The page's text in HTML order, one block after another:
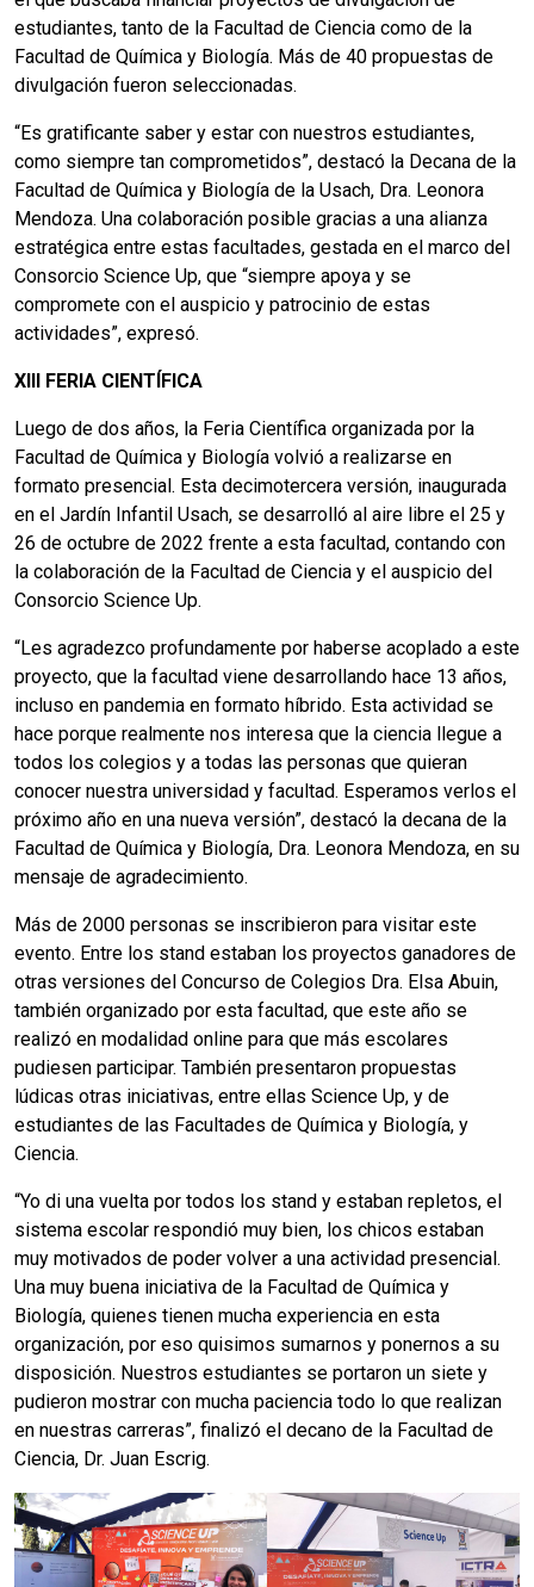
estudiantes, tanto de la Facultad de Ciencia como de la
Facultad de Química y Biología. Más de 40 propuestas de
divulgación fueron seleccionadas.
“Es gratificante saber y estar con nuestros estudiantes,
como siempre tan comprometidos”, destacó la Decana de la
Facultad de Química y Biología de la Usach, Dra. Leonora
Mendoza. Una colaboración posible gracias a una alianza
estratégica entre estas facultades, gestada en el marco del
Consorcio Science Up, que “siempre apoya y se
compromete con el auspicio y patrocinio de estas
actividades”, expresó.
XIII FERIA CIENTÍFICA
Luego de dos años, la Feria Científica organizada por la
Facultad de Química y Biología volvió a realizarse en
formato presencial. Esta decimotercera versión, inaugurada
en el Jardín Infantil Usach, se desarrolló al aire libre el 25 y
26 de octubre de 2022 frente a esta facultad, contando con
la colaboración de la Facultad de Ciencia y el auspicio del
Consorcio Science Up.
“Les agradezco profundamente por haberse acoplado a este
proyecto, que la facultad viene desarrollando hace 13 años,
incluso en pandemia en formato híbrido. Esta actividad se
hace porque realmente nos interesa que la ciencia llegue a
todos los colegios y a todas las personas que quieran
conocer nuestra universidad y facultad. Esperamos verlos el
próximo año en una nueva versión”, destacó la decana de la
Facultad de Química y Biología, Dra. Leonora Mendoza, en su
mensaje de agradecimiento.
Más de 2000 personas se inscribieron para visitar este
evento. Entre los stand estaban los proyectos ganadores de
otras versiones del Concurso de Colegios Dra. Elsa Abuin,
también organizado por esta facultad, que este año se
realizó en modalidad online para que más escolares
pudiesen participar. También presentaron propuestas
lúdicas otras iniciativas, entre ellas Science Up, y de
estudiantes de las Facultades de Química y Biología, y
Ciencia.
“Yo di una vuelta por todos los stand y estaban repletos, el
sistema escolar respondió muy bien, los chicos estaban
muy motivados de poder volver a una actividad presencial.
Una muy buena iniciativa de la Facultad de Química y
Biología, quienes tienen mucha experiencia en esta
organización, por eso quisimos sumarnos y ponernos a su
disposición. Nuestros estudiantes se portaron un siete y
pudieron mostrar con mucha paciencia todo lo que realizan
en nuestras carreras”, finalizó el decano de la Facultad de
Ciencia, Dr. Juan Escrig.